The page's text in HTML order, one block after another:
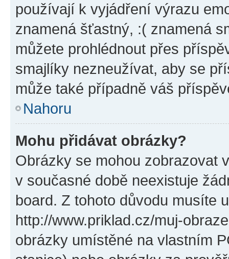
používají k vyjádření výrazu
znamená šťastný, :( znamená
můžete prohlédnout přes
smajlíky nezneužívat, aby se
může také případně váš
Nahoru
Mohu přidávat obrázky?
Obrázky se mohou zobrazovat
v současné době neexistuje
board. Z tohoto důvodu musíte
http://www.priklad.cz/muj-
obrázky umístěné na vlastním